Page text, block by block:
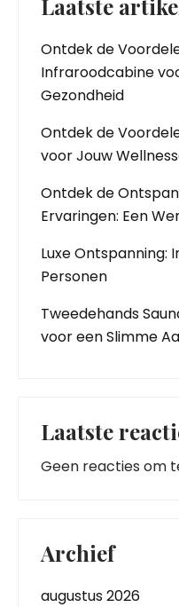
Laatste
Ontdek de
Infraroodcabine
Gezondheid
Ontdek de
voor Jouw
Ontdek de
Ervaringen: Een
Luxe Ontspanning:
Personen
Tweedehands
voor een Slimme
Laatste
Geen reacties om
Archief
augustus 2026